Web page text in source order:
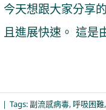
今天想跟大家分享
且進展快速。 這是
| Tags:副流感病毒, 呼吸困難,